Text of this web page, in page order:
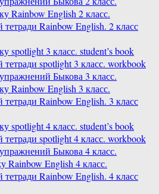
Rainbow English 2 класс.
тетради Rainbow English. 2 класс
spotlight 3 класс. student’s book
тетради spotlight 3 класс. workbook
Быкова 3 класс.
Rainbow English 3 класс.
тетради Rainbow English. 3 класс
spotlight 4 класс. student’s book
тетради spotlight 4 класс. workbook
Быкова 4 класс.
Rainbow English 4 класс.
тетради Rainbow English. 4 класс